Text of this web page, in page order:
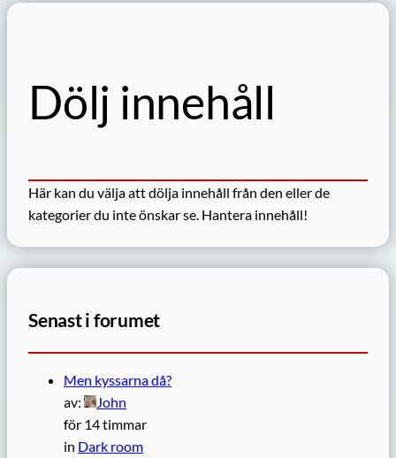
Dölj innehåll
Här kan du välja att dölja innehåll från den eller de
kategorier du inte önskar se. Hantera innehåll!
Senast i forumet
Men kyssarna då?
av:
John
för 14 timmar
in Dark room